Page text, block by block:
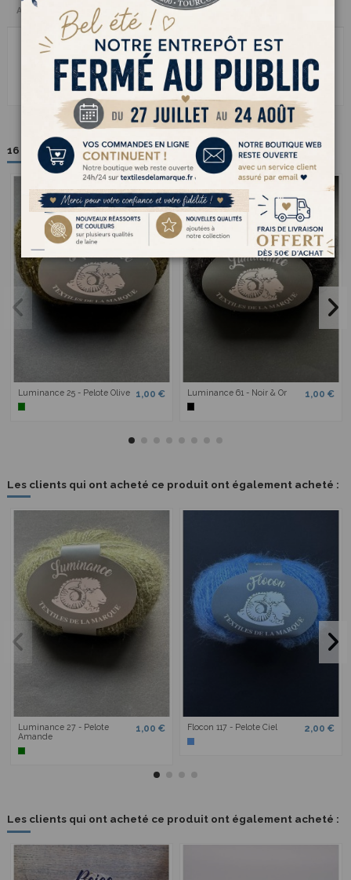
Avis clients
72% Acrylique 16%Polyester 12% Laine. Pelote de 25 g pour 150
Luminance est un fil à tricoter en double ou avec un autre fil. Pour
donner de l'éclat à vos tricots.
16 autres produits dans la même catégorie :
Luminance 25 - Pelote Olive 1,00 € Luminance 61 - Noir & Or 1,00 €
Les clients qui ont acheté ce produit ont également acheté :
Luminance 27 - Pelote
Amande
1,00 € Flocon 117 - Pelote Ciel 2,00 €
Les clients qui ont acheté ce produit ont également acheté :